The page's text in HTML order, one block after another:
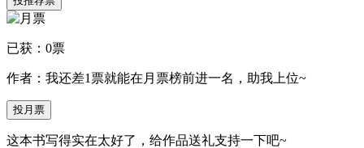
已获： 0票
作者：我还差1 票就能在月票榜前进一名，助我上位~
投月票
这本书写得实在太好了，给作品送礼支持一下吧~